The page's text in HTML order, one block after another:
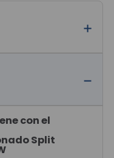
con el
Split